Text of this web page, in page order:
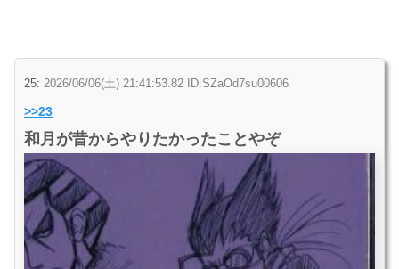
25: 2026/06/06(土) 21:41:53.82 ID:SZaOd7su00606
>>23
和月が昔からやりたかったことやぞ